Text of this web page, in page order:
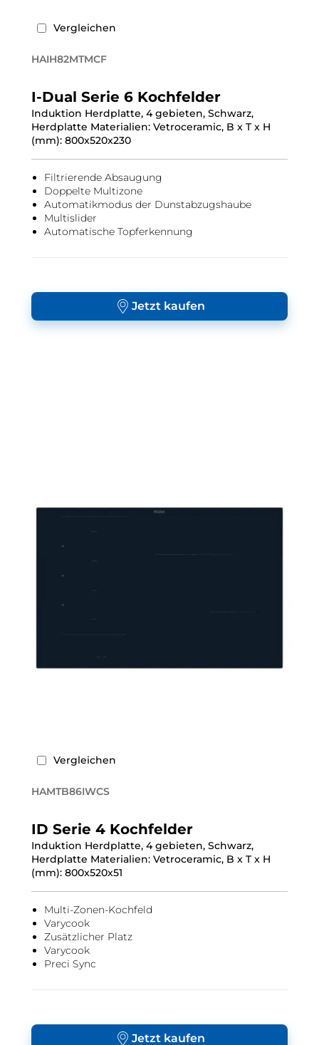
Vergleichen
HAIH82MTMCF
I-Dual Serie 6 Kochfelder
Induktion Herdplatte, 4 gebieten, Schwarz,
Herdplatte Materialien: Vetroceramic, B x T x H
(mm): 800x520x230
Filtrierende Absaugung
Doppelte Multizone
Automatikmodus der Dunstabzugshaube
Multislider
Automatische Topferkennung
Jetzt kaufen
Vergleichen
HAMTB86IWCS
ID Serie 4 Kochfelder
Induktion Herdplatte, 4 gebieten, Schwarz,
Herdplatte Materialien: Vetroceramic, B x T x H
(mm): 800x520x51
Multi-Zonen-Kochfeld
Varycook
Zusätzlicher Platz
Varycook
Preci Sync
Jetzt kaufen